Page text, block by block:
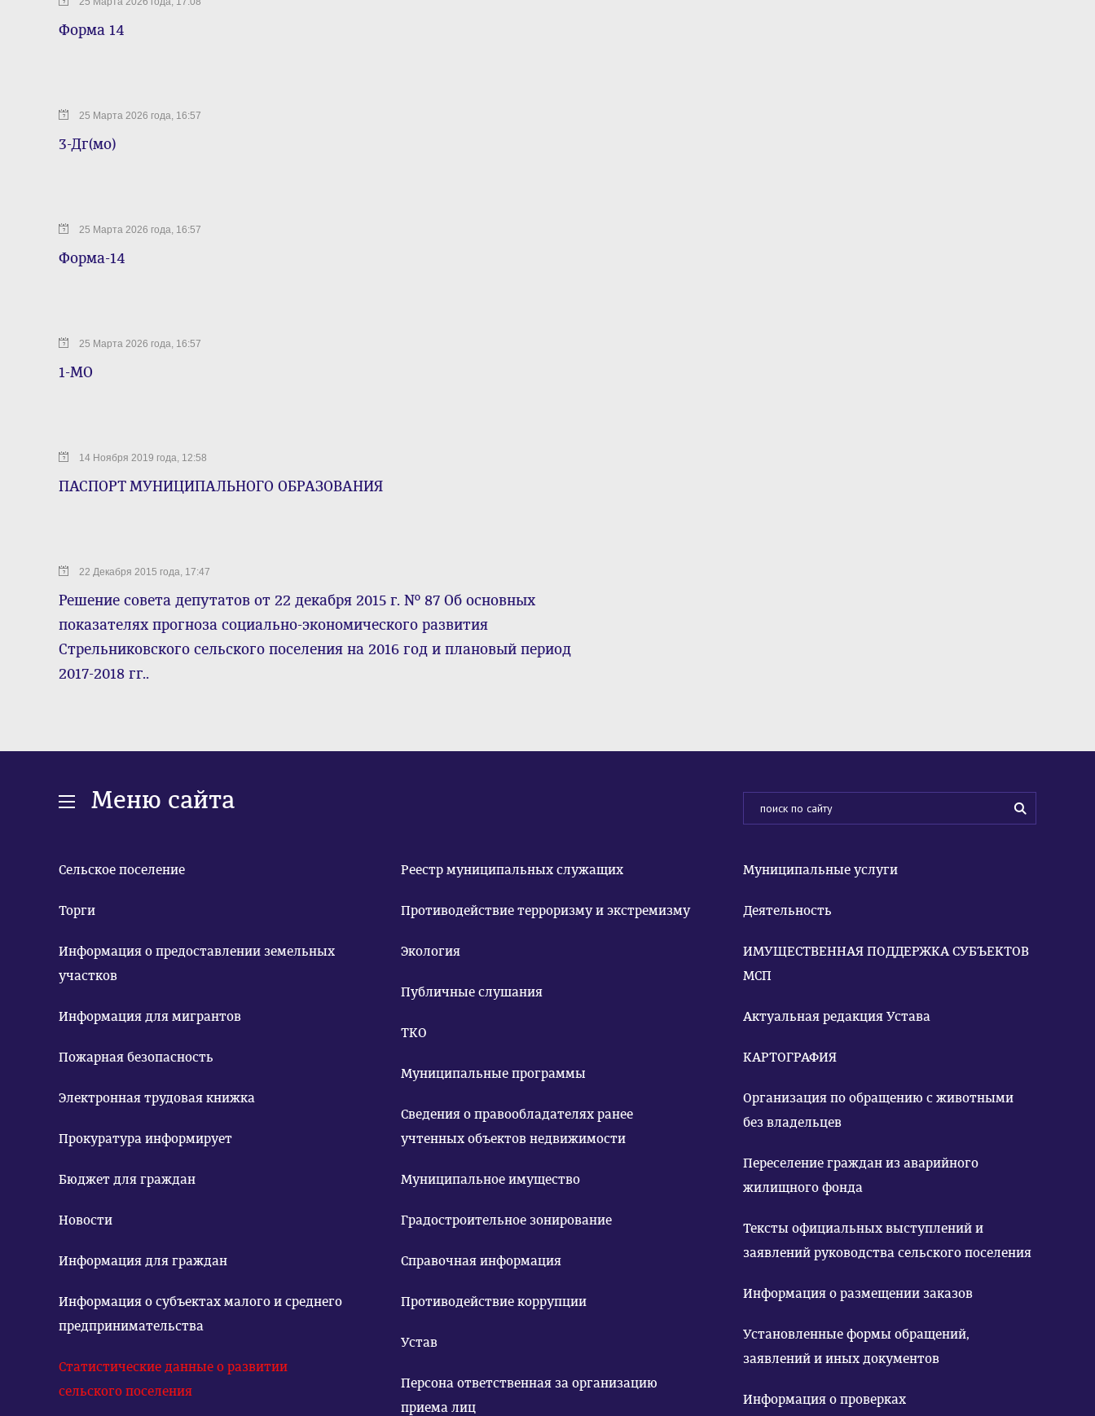
Форма 14
25 Марта 2026 года, 16:57
3-Дг(мо)
25 Марта 2026 года, 16:57
Форма-14
25 Марта 2026 года, 16:57
1-МО
14 Ноября 2019 года, 12:58
ПАСПОРТ МУНИЦИПАЛЬНОГО ОБРАЗОВАНИЯ
22 Декабря 2015 года, 17:47
Решение совета депутатов от 22 декабря 2015 г. № 87 Об основных
показателях прогноза социально-экономического развития
Стрельниковского сельского поселения на 2016 год и плановый период
2017-2018 гг..
Меню сайта
Сельское поселение
Торги
Информация о предоставлении земельных
участков
Информация для мигрантов
Пожарная безопасность
Электронная трудовая книжка
Прокуратура информирует
Бюджет для граждан
Новости
Информация для граждан
Информация о субъектах малого и среднего
предпринимательства
Статистические данные о развитии
сельского поселения
Реестр муниципальных служащих
Противодействие терроризму и экстремизму
Экология
Публичные слушания
ТКО
Муниципальные программы
Сведения о правообладателях ранее
учтенных объектов недвижимости
Муниципальное имущество
Градостроительное зонирование
Справочная информация
Противодействие коррупции
Устав
Персона ответственная за организацию
приема лиц
Муниципальные услуги
Деятельность
ИМУЩЕСТВЕННАЯ ПОДДЕРЖКА СУБЪЕКТОВ
МСП
Актуальная редакция Устава
КАРТОГРАФИЯ
Организация по обращению с животными
без владельцев
Переселение граждан из аварийного
жилищного фонда
Тексты официальных выступлений и
заявлений руководства сельского поселения
Информация о размещении заказов
Установленные формы обращений,
заявлений и иных документов
Информация о проверках